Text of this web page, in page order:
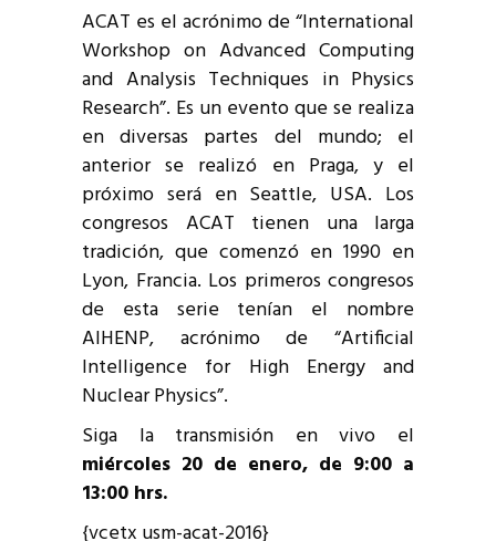
ACAT es el acrónimo de “International
Workshop on Advanced Computing
and Analysis Techniques in Physics
Research”. Es un evento que se realiza
en diversas partes del mundo; el
anterior se realizó en Praga, y el
próximo será en Seattle, USA. Los
congresos ACAT tienen una larga
tradición, que comenzó en 1990 en
Lyon, Francia. Los primeros congresos
de esta serie tenían el nombre
AIHENP, acrónimo de “Artificial
Intelligence for High Energy and
Nuclear Physics”.
Siga la transmisión en vivo el
miércoles 20 de enero, de 9:00 a
13:00 hrs.
{vcetx usm-acat-2016}